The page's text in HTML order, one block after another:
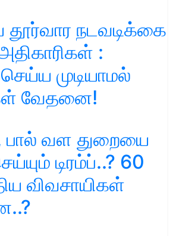
நடவடிக்கை
:
முடியாமல்
வேதனை!
பால் வள துறையை
டிரம்ப்..? 60
விவசாயிகள்